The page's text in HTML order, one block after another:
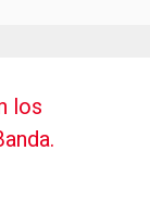
los